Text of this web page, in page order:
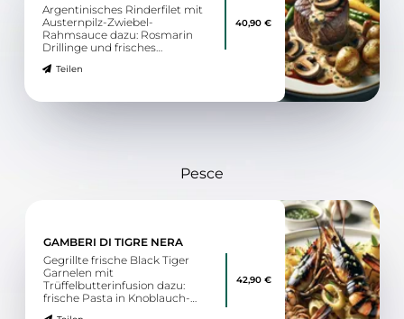
Argentinisches Rinderfilet mit
Austernpilz-Zwiebel-
Rahmsauce dazu: Rosmarin
Drillinge und frisches
Teilen
40,90 €
Pesce
GAMBERI DI TIGRE NERA
Gegrillte frische Black Tiger
Garnelen mit
Trüffelbutterinfusion dazu:
frische Pasta in Knoblauch-
42,90 €